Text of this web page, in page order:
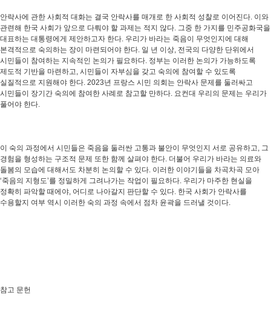
안락사에 관한 사회적 대화는 결국 안락사를 매개로 한 사회적 성찰로 이어진다. 이와
관련해 한국 사회가 앞으로 다뤄야 할 과제는 적지 않다. 그중 한 가지를 민주공화국을
대표하는 대통령에게 제안하고자 한다. 우리가 바라는 죽음이 무엇인지에 대해
본격적으로 숙의하는 장이 마련되어야 한다. 일 년 이상, 전국의 다양한 단위에서
시민들이 참여하는 지속적인 논의가 필요하다. 정부는 이러한 논의가 가능하도록
제도적 기반을 마련하고, 시민들이 자부심을 갖고 숙의에 참여할 수 있도록
실질적으로 지원해야 한다. 2023년 프랑스 시민 의회는 안락사 문제를 둘러싸고
시민들이 장기간 숙의에 참여한 사례로 참고할 만하다. 요컨대 우리의 문제는 우리가
풀어야 한다.
이 숙의 과정에서 시민들은 죽음을 둘러싼 고통과 불안이 무엇인지 서로 공유하고, 그
경험을 형성하는 구조적 문제 또한 함께 살펴야 한다. 더불어 우리가 바라는 의료와
돌봄의 모습에 대해서도 차분히 논의할 수 있다. 이러한 이야기들을 차곡차곡 모아
‘죽음의 지형도’를 정밀하게 그려나가는 작업이 필요하다. 우리가 마주한 현실을
정확히 파악할 때에야, 어디로 나아갈지 판단할 수 있다. 한국 사회가 안락사를
수용할지 여부 역시 이러한 숙의 과정 속에서 점차 윤곽을 드러낼 것이다.
참고 문헌